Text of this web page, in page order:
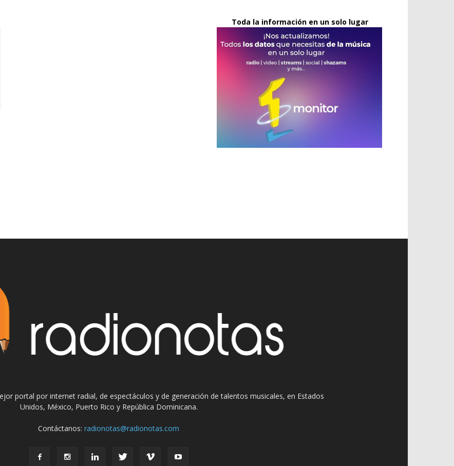
Toda la información en un solo lugar
portal por internet radial, de espectáculos y de generación de talentos musicales, en Estados
Unidos, México, Puerto Rico y República Dominicana.
Contáctanos:radionotas@radionotas.com